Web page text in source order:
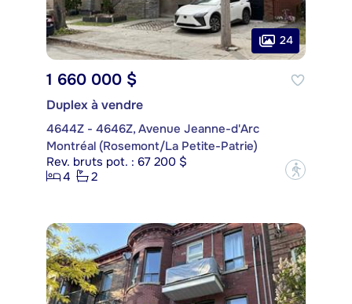
24
1 660 000 $
Duplex à vendre
4644Z - 4646Z, Avenue Jeanne-d'Arc
Montréal (Rosemont/La Petite-Patrie)
Rev. bruts pot. : 67 200 $
4
2 ?